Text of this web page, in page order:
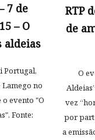
7 de
– O
aldeias
Portugal,
no
evento "O
Fonte:
RTP
de
O
vez
por
a